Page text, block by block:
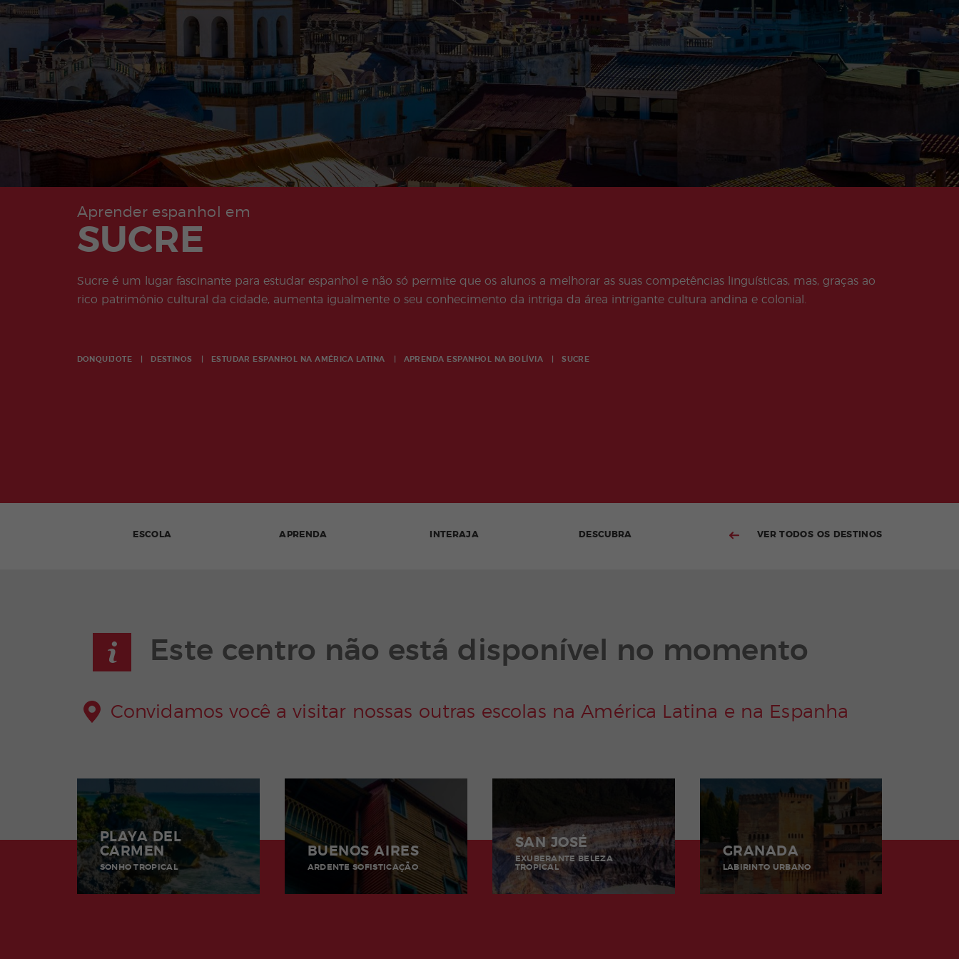
Atividades
Complementare
s
Programas
Júnior e Jovens
Adultos
Aprender espanhol em
SUCRE
Sucre é um lugar fascinante para estudar espanhol e não só permite que os alunos a melhorar as suas competências linguísticas, mas, graças ao
rico património cultural da cidade, aumenta igualmente o seu conhecimento da intriga da área intrigante cultura andina e colonial.
DONQUIJOTE DESTINOS ESTUDAR ESPANHOL NAAMÉRICA LATINA APRENDA ESPANHOL NA BOLÍVIA SUCRE
ESCOLA APRENDA INTERAJA DESCUBRA VER TODOS OS DESTINOS
Este centro não está disponível no momento
Convidamos você a visitar nossas outras escolas na América Latina e na Espanha
PLAYA DEL
CARMEN
SONHO TROPICAL
BUENOS AIRES
ARDENTE SOFISTICAÇÃO
SAN JOSÉ
EXUBERANTE BELEZA
TROPICAL
GRANADA
LABIRINTO URBANO